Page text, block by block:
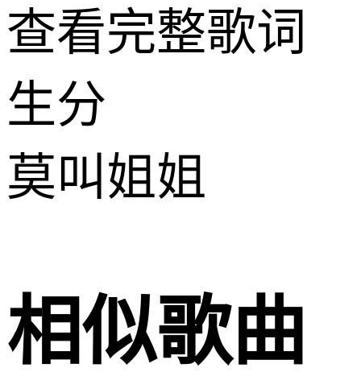
查看完整歌词
生分
莫叫姐姐
相似歌曲